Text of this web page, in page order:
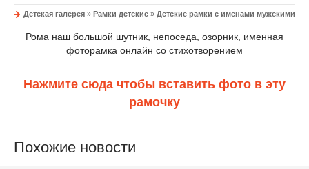
Детская галерея » Рамки детские » Детские рамки с именами мужскими
Рома наш большой шутник, непоседа, озорник, именная
фоторамка онлайн со стихотворением
Нажмите сюда чтобы вставить фото в эту
рамочку
Похожие новости